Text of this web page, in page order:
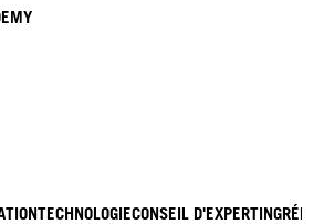
TECHNOLOGIECONSEIL D'EXPERT